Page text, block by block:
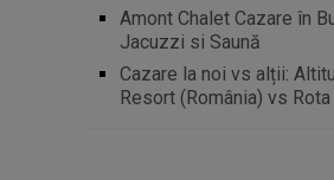
Amont Chalet Cazare în
Jacuzzi si Saună
Cazare la noi vs alții:
Resort (România) vs Rota